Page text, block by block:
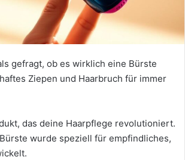
gefragt, ob es wirklich eine Bürste
Ziepen und Haarbruch für immer
das deine Haarpflege revolutioniert.
wurde speziell für empfindliches,